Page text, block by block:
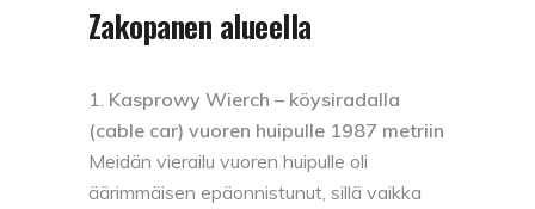
Zakopanen alueella
Kasprowy Wierch – köysiradalla
(cable car) vuoren huipulle 1987 metriin
Meidän vierailu vuoren huipulle oli
äärimmäisen epäonnistunut, sillä vaikka